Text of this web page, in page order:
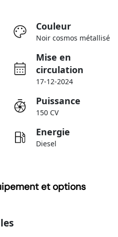
Couleur
Noir cosmos métallisé
Mise en
circulation
17-12-2024
Puissance
150 CV
Energie
Diesel
et options